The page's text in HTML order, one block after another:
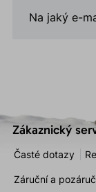
Zákaznický
Časté dotazy
Záruční a